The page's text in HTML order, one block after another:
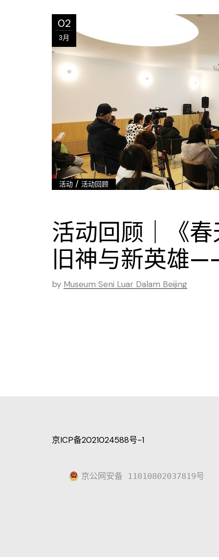
02
3月
活动 / 活动回顾
活动回顾｜《
旧神与新英雄
by Museum Seni Luar Dalam Beijing
京ICP备2021024588号-1
京公网安备 11010802037819号